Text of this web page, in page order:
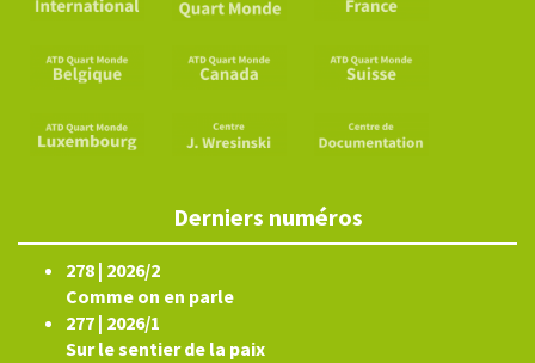
Derniers numéros
278 | 2026/2
Comme on en parle
277 | 2026/1
Sur le sentier de la paix